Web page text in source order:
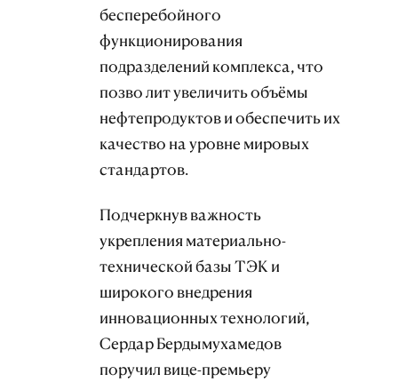
бесперебойного
функционирования
подразделений комплекса, что
позво лит увеличить объёмы
нефтепродуктов и обеспечить их
качество на уровне мировых
стандартов.
Подчеркнув важность
укрепления материально-
технической базы ТЭК и
широкого внедрения
инновационных технологий,
Сердар Бердымухамедов
поручил вице-премьеру